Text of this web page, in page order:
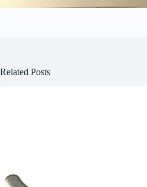
Related Posts